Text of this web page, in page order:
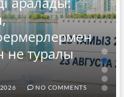
не туралы
NO COMMENTS